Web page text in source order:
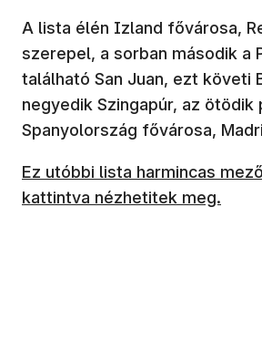
A lista élén Izland fővárosa,
szerepel, a sorban második a
található San Juan, ezt követi
negyedik Szingapúr, az ötödik
Spanyolország fővárosa,
(új ablakban nyílik meg)
Ez utóbbi lista harmincas
kattintva nézhetitek meg.